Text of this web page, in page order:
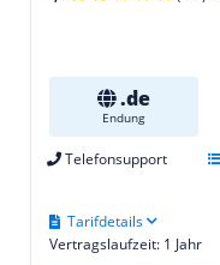
.de
Endung
Telefonsupport
Vertragslaufzeit: 1 Jahr
Tarifdetails